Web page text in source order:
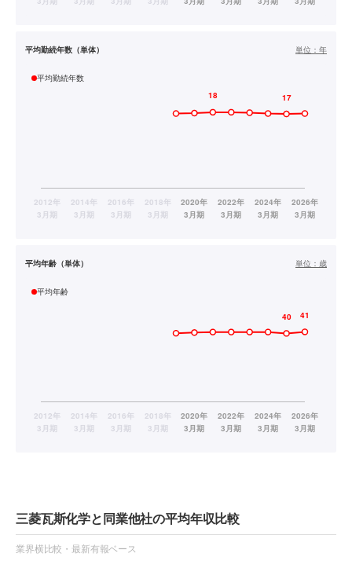
平均勤続年数（単体） 単位： 年
平均勤続年数
平均年齢（単体） 単位： 歳
平均年齢
三菱瓦斯化学と同業他社の平均年収比較
業界横比較・最新有報ベース